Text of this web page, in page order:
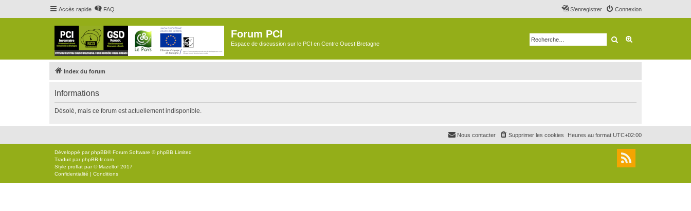
Accès rapide FAQ Connexion
S’enregistrer
Forum PCI
Espace de discussion sur le PCI en Centre Ouest Bretagne Rechercher
Index du forum
Informations
Désolé, mais ce forum est actuellement indisponible.
Heures au format UTC+02:00
Supprimer les cookies
Nous contacter
Développé parphpBB® Forum Software © phpBB Limited
Traduit parphpBB-fr.com
Style proflat par ©Mazeltof 2017
Confidentialité | Conditions